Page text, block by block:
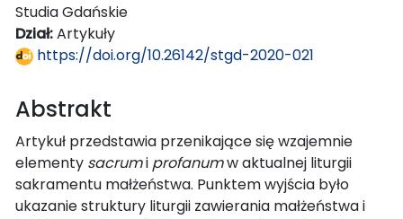
Studia Gdańskie
Dział:Artykuły
https://doi.org/10.26142/stgd-2020-021
Abstrakt
Artykuł przedstawia przenikające się wzajemnie
elementy sacrumi profanumw aktualnej liturgii
sakramentu małżeństwa. Punktem wyjścia było
ukazanie struktury liturgii zawierania małżeństwa i